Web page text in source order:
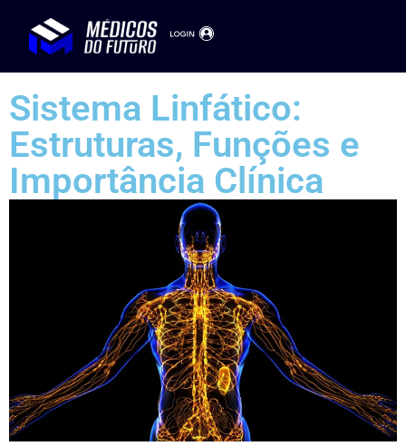
Sistema Linfático:
Estruturas, Funções e
Importância Clínica